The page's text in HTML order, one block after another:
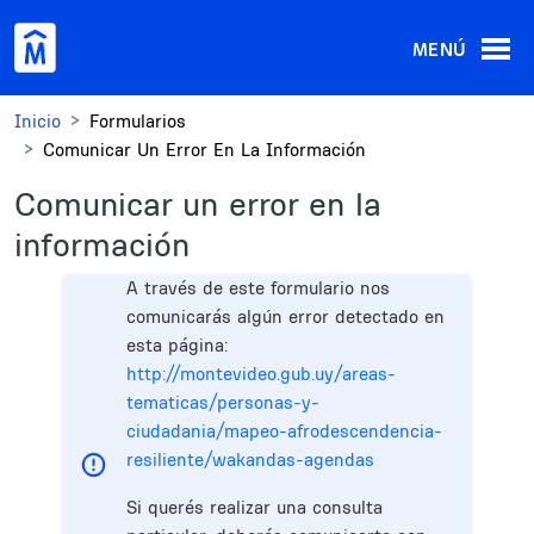
MENÚ
Inicio
Formularios
Comunicar Un Error En La Información
Comunicar un error en la
información
A través de este formulario nos
comunicarás algún error detectado en
esta página:
http://montevideo.gub.uy/areas-
tematicas/personas-y-
ciudadania/mapeo-afrodescendencia-
resiliente/wakandas-agendas
Si querés realizar una consulta